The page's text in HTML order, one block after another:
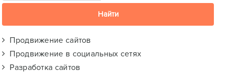
Продвижение сайтов
Продвижение в социальных сетях
Разработка сайтов